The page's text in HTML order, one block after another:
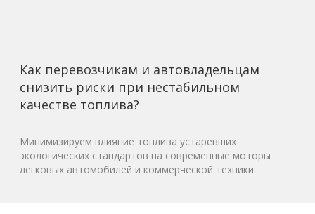
Как перевозчикам и автовладельцам
снизить риски при нестабильном
качестве топлива?
Минимизируем влияние топлива устаревших
экологических стандартов на современные моторы
легковых автомобилей и коммерческой техники.